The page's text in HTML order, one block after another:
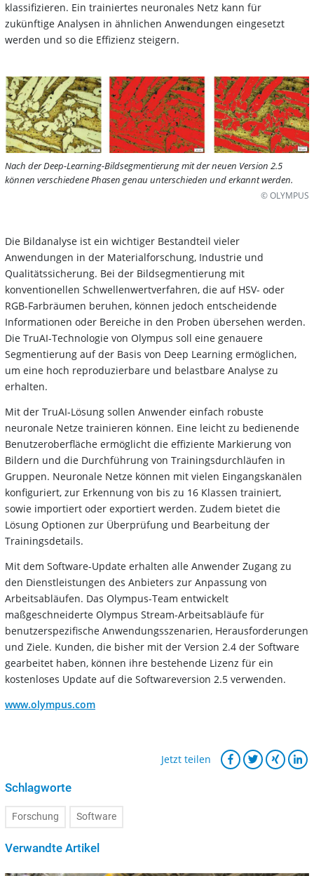
klassifizieren. Ein trainiertes neuronales Netz kann für
zukünftige Analysen in ähnlichen Anwendungen eingesetzt
werden und so die Effizienz steigern.
Nach der Deep-Learning-Bildsegmentierung mit der neuen Version 2.5
können verschiedene Phasen genau unterschieden und erkannt werden.
© OLYMPUS
Die Bildanalyse ist ein wichtiger Bestandteil vieler
Anwendungen in der Materialforschung, Industrie und
Qualitätssicherung. Bei der Bildsegmentierung mit
konventionellen Schwellenwertverfahren, die auf HSV- oder
RGB-Farbräumen beruhen, können jedoch entscheidende
Informationen oder Bereiche in den Proben übersehen werden.
Die TruAI-Technologie von Olympus soll eine genauere
Segmentierung auf der Basis von Deep Learning ermöglichen,
um eine hoch reproduzierbare und belastbare Analyse zu
erhalten.
Mit der TruAI-Lösung sollen Anwender einfach robuste
neuronale Netze trainieren können. Eine leicht zu bedienende
Benutzeroberfläche ermöglicht die effiziente Markierung von
Bildern und die Durchführung von Trainingsdurchläufen in
Gruppen. Neuronale Netze können mit vielen Eingangskanälen
konfiguriert, zur Erkennung von bis zu 16 Klassen trainiert,
sowie importiert oder exportiert werden. Zudem bietet die
Lösung Optionen zur Überprüfung und Bearbeitung der
Trainingsdetails.
Mit dem Software-Update erhalten alle Anwender Zugang zu
den Dienstleistungen des Anbieters zur Anpassung von
Arbeitsabläufen. Das Olympus-Team entwickelt
maßgeschneiderte Olympus Stream-Arbeitsabläufe für
benutzerspezifische Anwendungsszenarien, Herausforderungen
und Ziele. Kunden, die bisher mit der Version 2.4 der Software
gearbeitet haben, können ihre bestehende Lizenz für ein
kostenloses Update auf die Softwareversion 2.5 verwenden.
www.olympus.com
Jetzt teilen
Schlagworte
Forschung Software
Verwandte Artikel